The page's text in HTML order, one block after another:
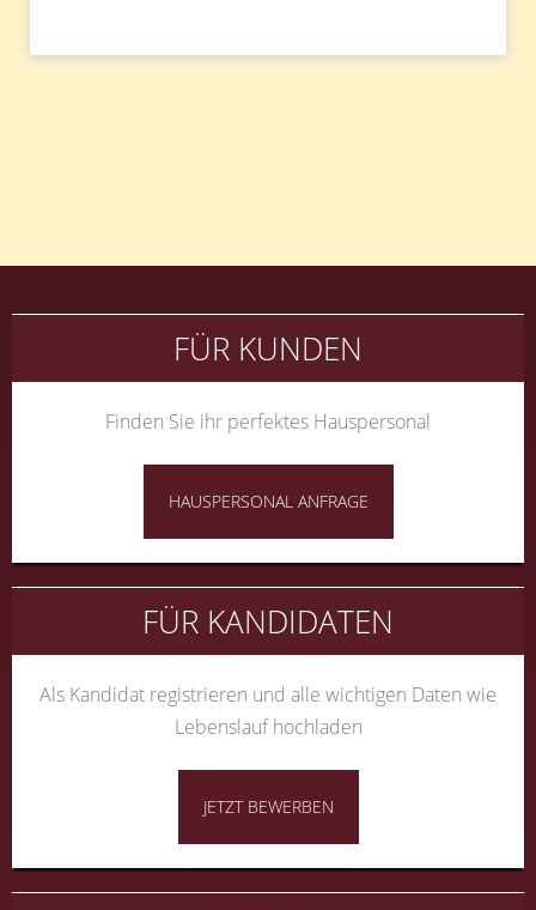
FÜR KUNDEN
Finden Sie ihr perfektes Hauspersonal
HAUSPERSONAL ANFRAGE
FÜR KANDIDATEN
Als Kandidat registrieren und alle wichtigen Daten wie
Lebenslauf hochladen
JETZT BEWERBEN